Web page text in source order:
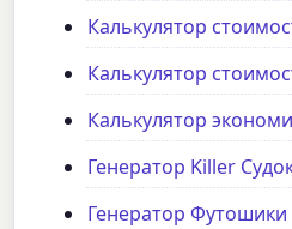
Калькулятор
Калькулятор
Калькулятор
Генератор Killer
Генератор Футошики